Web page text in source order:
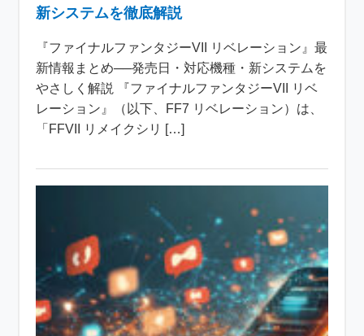
新システムを徹底解説
『ファイナルファンタジーVII リベレーション』最
新情報まとめ──発売日・対応機種・新システムを
やさしく解説 『ファイナルファンタジーVII リベ
レーション』（以下、FF7 リベレーション）は、
「FFVII リメイクシリ […]